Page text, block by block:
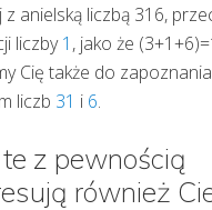
z anielską liczbą 316,
liczby1 , jako że
Cię także do
liczb 31 i 6.
z pewnością
również